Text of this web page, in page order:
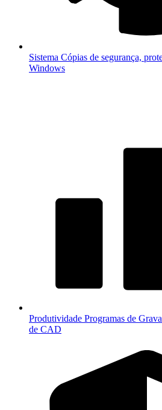
Sistema Cópias de segurança,
Windows
Produtividade Programas de
de CAD